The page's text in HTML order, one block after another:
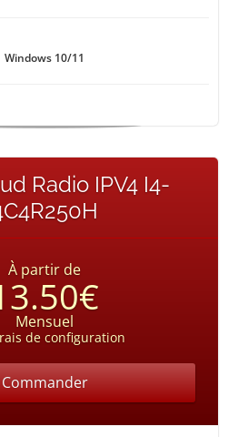
Windows 10/11
Radio IPV4 I4-
À partir de
Mensuel
de configuration
Commander